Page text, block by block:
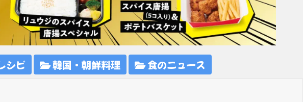
シピ 韓国・朝鮮料理 食のニュース